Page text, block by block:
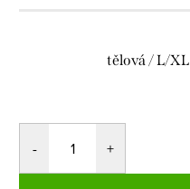
tělová / L/XL